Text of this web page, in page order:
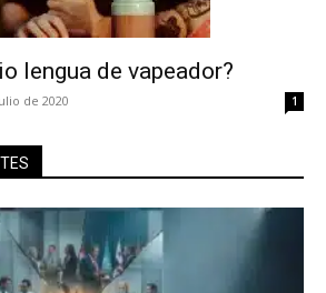
lengua de vapeador?
de 2020 1